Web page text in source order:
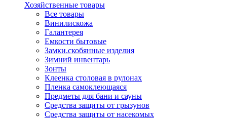
Хозяйственные товары
Все товары
Винилискожа
Галантерея
Емкости бытовые
Замки.скобянные изделия
Зимний инвентарь
Зонты
Клеенка столовая в рулонах
Пленка самоклеющаяся
Предметы для бани и сауны
Средства защиты от грызунов
Средства защиты от насекомых